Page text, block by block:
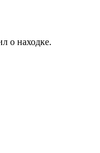
о находке.